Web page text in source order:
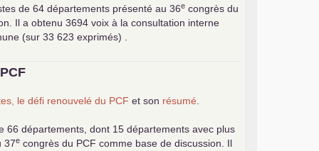
de 64 départements présenté au 36e congrès du
Il a obtenu 3694 voix à la consultation interne
(sur 33 623 exprimés) .
PCF
le défi renouvelé du PCF et son résumé
66 départements, dont 15 départements avec plus
37e congrès du PCF comme base de discussion. Il